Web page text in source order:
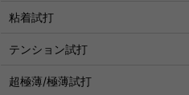
粘着試打
テンション試打
超極薄/極薄試打